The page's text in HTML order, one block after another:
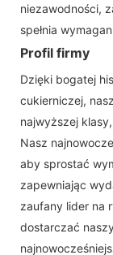
niezawodności,
spełnia
Profil firmy
Dzięki bogatej
cukierniczej,
najwyższej
Nasz
aby sprostać
zapewniając
zaufany lider na
dostarczać